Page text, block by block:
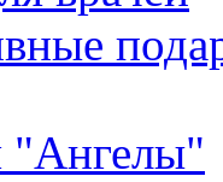
"Ангелы"